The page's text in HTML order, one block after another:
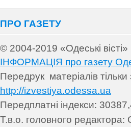
ПРО ГАЗЕТУ
© 2004-2019 «Одеські вісті»
ІНФОРМАЦІЯ про газету
Передрук матеріалів т
http://izvestiya.odessa.ua
Передплатні індекси: 30
Т.в.о. головного